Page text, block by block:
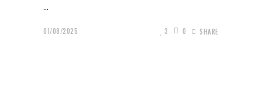
01/08/2025 3 0 SHARE